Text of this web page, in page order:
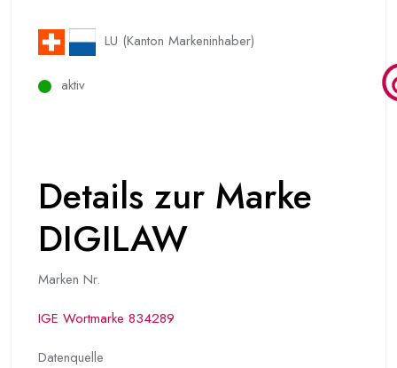
LU (Kanton Markeninhaber)
aktiv
Details zur Marke
DIGILAW
Marken Nr.
IGE Wortmarke 834289
Datenquelle